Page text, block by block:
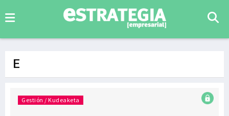
E
Gestión / Kudeaketa